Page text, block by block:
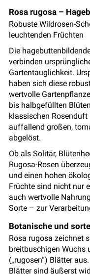
Rosa rugosa –
Robuste Wildrosen-
leuchtenden Früchten
Die
verbinden
Garten­tauglichkeit.
haben sich diese
wertvolle
bis halbgefüllten
klassischen
auffallend großen,
abgelöst.
Ob als Solitär,
Rugosa-Rosen
und einen hohen
Früchte sind nicht nur
auch wertvolle
Sorte – zur
Botanische und
Rosa rugosa zeichnet
breitbuschigen Wuchs
(„rugosen“) Blätter
Blätter sind äußerst